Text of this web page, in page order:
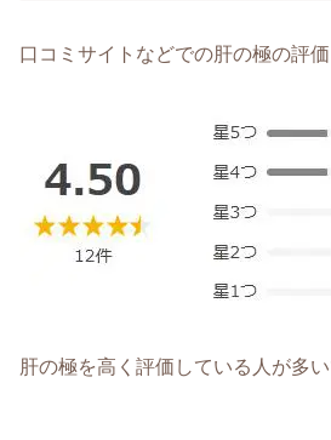
口コミサイトなどでの肝の極の評価
肝の極を高く評価している人が多い